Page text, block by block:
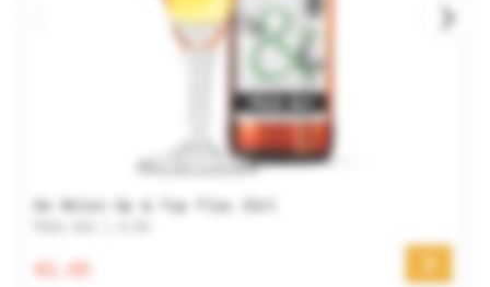
De Molen Op & Top fles 33cl
€2.49